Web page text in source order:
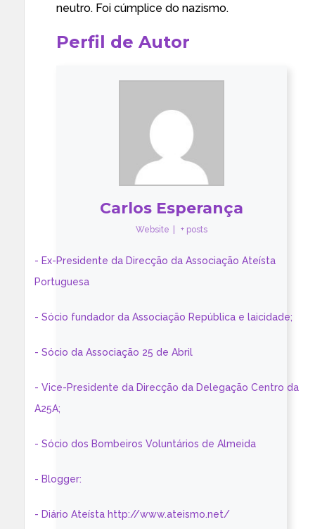
neutro. Foi cúmplice do nazismo.
Perfil de Autor
Carlos Esperança
Website + posts
- Ex-Presidente da Direcção da Associação Ateísta
Portuguesa
- Sócio fundador da Associação República e laicidade;
- Sócio da Associação 25 de Abril
- Vice-Presidente da Direcção da Delegação Centro da
A25A;
- Sócio dos Bombeiros Voluntários de Almeida
- Blogger:
- Diário Ateísta http://www.ateismo.net/